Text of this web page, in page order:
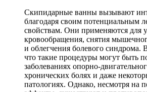
Скипидарные ванны вызывают
благодаря своим потенциальным
свойствам. Они применяются для
кровообращения, снятия
и облегчения болевого синдрома.
что такие процедуры могут быть
заболеваниях опорно-
хронических болях и даже
патологиях. Однако, несмотря на